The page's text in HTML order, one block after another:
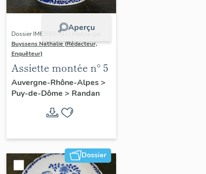
Aperçu
Dossier IM63009783 | Réalisé par
Buyssens Nathalie (Rédacteur,
Enquêteur)
Assiette montée n° 5
Auvergne-Rhône-Alpes>
Puy-de-Dôme > Randan
Dossier